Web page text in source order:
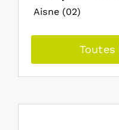
Aisne (02)
Toutes